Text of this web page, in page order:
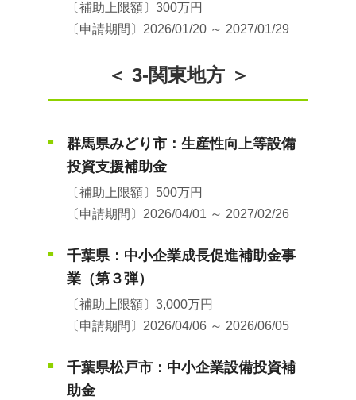
〔補助上限額〕300万円
〔申請期間〕2026/01/20 ～ 2027/01/29
＜ 3-関東地方 ＞
■
群馬県みどり市：生産性向上等設備
投資支援補助金
〔補助上限額〕500万円
〔申請期間〕2026/04/01 ～ 2027/02/26
■
千葉県：中小企業成長促進補助金事
業（第３弾）
〔補助上限額〕3,000万円
〔申請期間〕2026/04/06 ～ 2026/06/05
■
千葉県松戸市：中小企業設備投資補
助金